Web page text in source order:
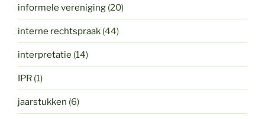
informele vereniging (20)
interne rechtspraak (44)
interpretatie (14)
IPR (1)
jaarstukken (6)